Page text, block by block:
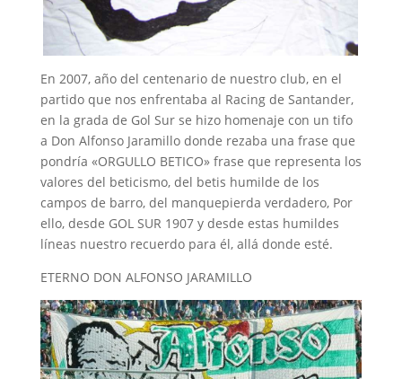
En 2007, año del centenario de nuestro club, en el
partido que nos enfrentaba al Racing de Santander,
en la grada de Gol Sur se hizo homenaje con un tifo
a Don Alfonso Jaramillo donde rezaba una frase que
pondría «ORGULLO BETICO» frase que representa los
valores del beticismo, del betis humilde de los
campos de barro, del manquepierda verdadero, Por
ello, desde GOL SUR 1907 y desde estas humildes
líneas nuestro recuerdo para él, allá donde esté.
ETERNO DON ALFONSO JARAMILLO